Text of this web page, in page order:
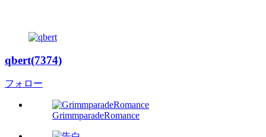
qbert(7374)
フォロー
GrimmparadeRomance